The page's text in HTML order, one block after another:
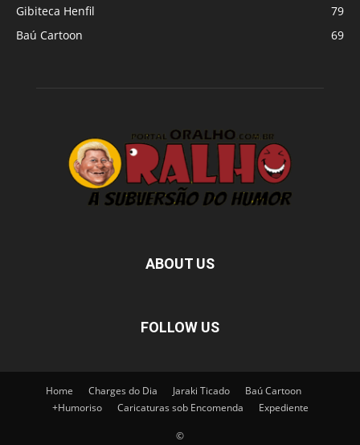
Gibiteca Henfil
79
Baú Cartoon
69
ABOUT US
FOLLOW US
Home Charges do Dia Jaraki Ticado
Baú Cartoon
+Humoriso
Caricaturas sob Encomenda Expediente
©